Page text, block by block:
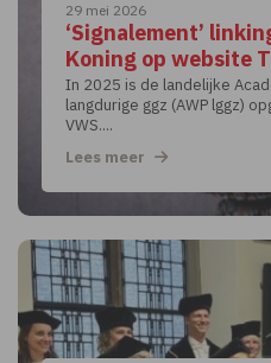
29 mei 2026
‘Signalement’
Koning op website
In 2025 is de landelijke
langdurige ggz (AWP lggz)
VWS....
Lees meer